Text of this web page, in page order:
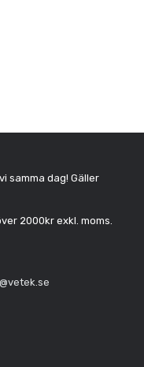
samma dag! Gäller
2000kr exkl. moms.